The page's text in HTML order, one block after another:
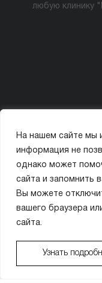
На нашем сайте мы
информация не
однако может
сайта и запомнить
Вы можете
вашего браузера
сайта.
Узнать
любую клинику
С ИНСТРУКЦИЕЙ
Организатор акции: ООО
по 31.12.2026. Бонусы